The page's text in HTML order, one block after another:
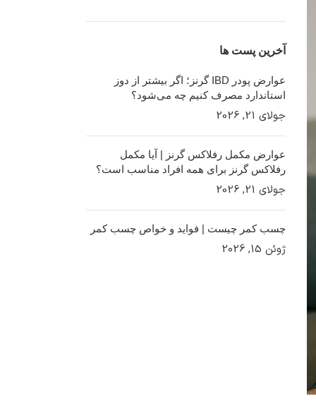
آخرین پست ها
عوارض پودر IBD گرنز؛ اگر بیشتر از دوز
استاندارد مصرف کنیم چه می‌شود؟
جولای 21, 2026
عوارض مکمل رفلاکس گرنز | آیا مکمل
رفلاکس گرنز برای همه افراد مناسب است؟
جولای 21, 2026
چسب کمر چیست | فواید و خواص چسب کمر
ژوئن 15, 2026